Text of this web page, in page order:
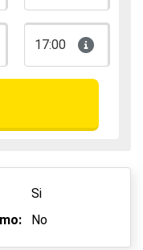
17:00
Si
No